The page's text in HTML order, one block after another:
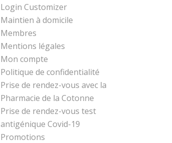
Login Customizer
Maintien à domicile
Membres
Mentions légales
Mon compte
Politique de confidentialité
Prise de rendez-vous avec la
Pharmacie de la Cotonne
Prise de rendez-vous test
antigénique Covid-19
Promotions